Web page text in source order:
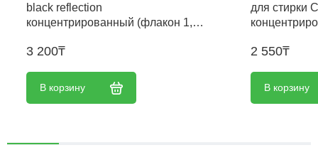
black reflection
концентрированный (флакон 1,8
3 200₸
В корзину
для стирки
2 550₸
В корзину